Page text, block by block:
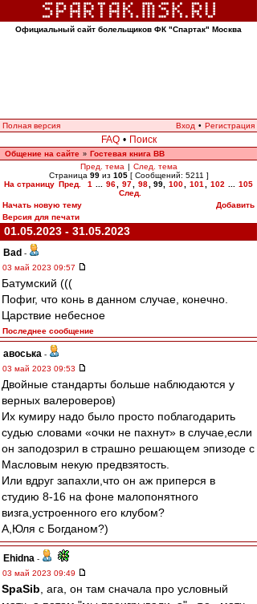
Официальный сайт болельщиков ФК "Спартак" Москва
Полная версия Вход • Регистрация
FAQ • Поиск
Общение на сайте » Гостевая книга ВВ
Пред. тема | След. тема
Страница 99из 105[ Сообщений: 5211 ]
На страницу Пред. 1 96 97 98 99 100 101 102
105
След.
Начать новую тему
Добавить
Версия для печати
01.05.2023 - 31.05.2023
Bad -
03 май 2023 09:57
Батумский (((
Пофиг, что конь в данном случае, конечно.
Царствие небесное
Последнее сообщение
авоська -
03 май 2023 09:53
Двойные стандарты больше наблюдаются у
верных валероверов)
Их кумиру надо было просто поблагодарить
судью словами «очки не пахнут» в случае,если
он заподозрил в страшно решающем эпизоде с
Масловым некую предвзятость.
Или вдруг запахли,что он аж приперся в
студию 8-16 на фоне малопонятного
визга,устроенного его клубом?
А,Юля с Богданом?)
Ehidna -
03 май 2023 09:49
SpaSib , ага, он там сначала про условный